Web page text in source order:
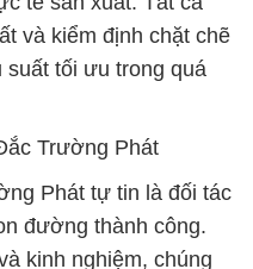
và kiểm định chặt chẽ
suất tối ưu trong quá
Trường Phát
Phát tự tin là đối tác
đường thành công.
kinh nghiệm, chúng